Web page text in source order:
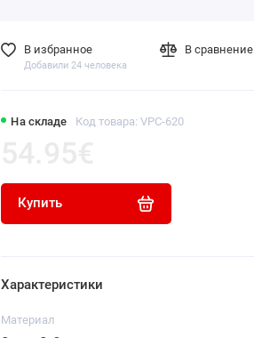
На складе Код товара: VPC-620
Купить
В избранное
Добавили 24 человека
В сравнение
Характеристики
Материал